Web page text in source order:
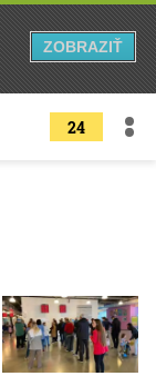
24
ZOBRAZIŤ